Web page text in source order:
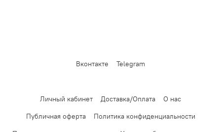
Вконтакте Telegram
Личный кабинет Доставка/Оплата
О нас
Публичная оферта
Политика конфиденциальности